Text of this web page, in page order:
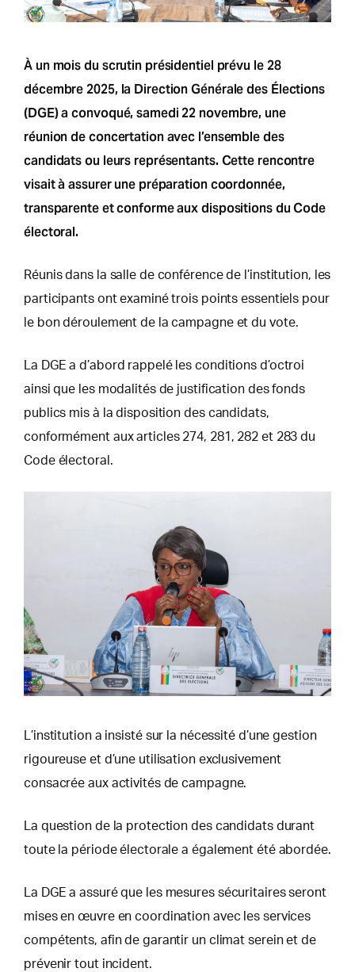
À un mois du scrutin présidentiel prévu le 28
décembre 2025, la Direction Générale des Élections
(DGE) a convoqué, samedi 22 novembre, une
réunion de concertation avec l’ensemble des
candidats ou leurs représentants. Cette rencontre
visait à assurer une préparation coordonnée,
transparente et conforme aux dispositions du Code
électoral.
Réunis dans la salle de conférence de l’institution, les
participants ont examiné trois points essentiels pour
le bon déroulement de la campagne et du vote.
La DGE a d’abord rappelé les conditions d’octroi
ainsi que les modalités de justification des fonds
publics mis à la disposition des candidats,
conformément aux articles 274, 281, 282 et 283 du
Code électoral.
L’institution a insisté sur la nécessité d’une gestion
rigoureuse et d’une utilisation exclusivement
consacrée aux activités de campagne.
La question de la protection des candidats durant
toute la période électorale a également été abordée.
La DGE a assuré que les mesures sécuritaires seront
mises en œuvre en coordination avec les services
compétents, afin de garantir un climat serein et de
prévenir tout incident.